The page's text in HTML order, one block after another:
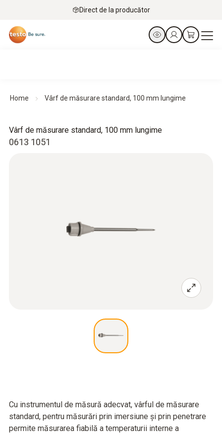
Direct de la producător
Home Vârf de măsurare standard, 100 mm lungime
0613 1051
Vârf de măsurare standard, 100 mm lungime
Cu instrumentul de măsură adecvat, vârful de măsurare
standard, pentru măsurări prin imersiune și prin penetrare
permite măsurarea fiabilă a temperaturii interne a